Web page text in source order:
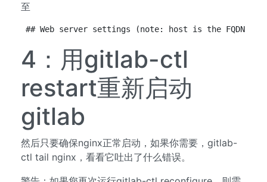
至
## Web server settings (note: host is the
4：用gitlab-ctl
restart重新启动
gitlab
然后只要确保nginx正常启动，如果你需要，gitlab-
ctl tail nginx，看看它吐出了什么错误。